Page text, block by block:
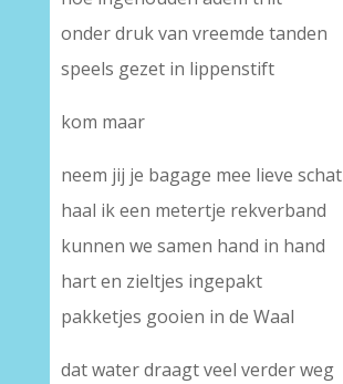
onder druk van vreemde tanden
speels gezet in lippenstift
kom maar
neem jij je bagage mee lieve schat
haal ik een metertje rekverband
kunnen we samen hand in hand
hart en zieltjes ingepakt
pakketjes gooien in de Waal
dat water draagt veel verder weg